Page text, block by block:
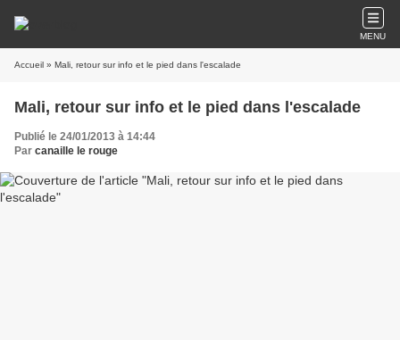
MENU
Accueil » Mali, retour sur info et le pied dans l'escalade
Mali, retour sur info et le pied dans l'escalade
Publié le 24/01/2013 à 14:44
Par canaille le rouge